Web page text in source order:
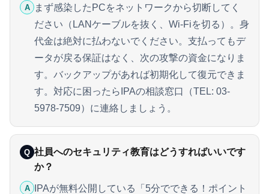
A
まず感染したPCをネットワークから切断してく
ださい（LANケーブルを抜く、Wi-Fiを切る）。身
代金は絶対に払わないでください。支払ってもデ
ータが戻る保証はなく、次の攻撃の資金になりま
す。バックアップがあれば初期化して復元できま
す。対応に困ったらIPAの相談窓口（TEL: 03-
5978-7509）に連絡しましょう。
Q 社員へのセキュリティ教育はどうすればいいです
か？
A
IPAが無料公開している「5分でできる！ポイント